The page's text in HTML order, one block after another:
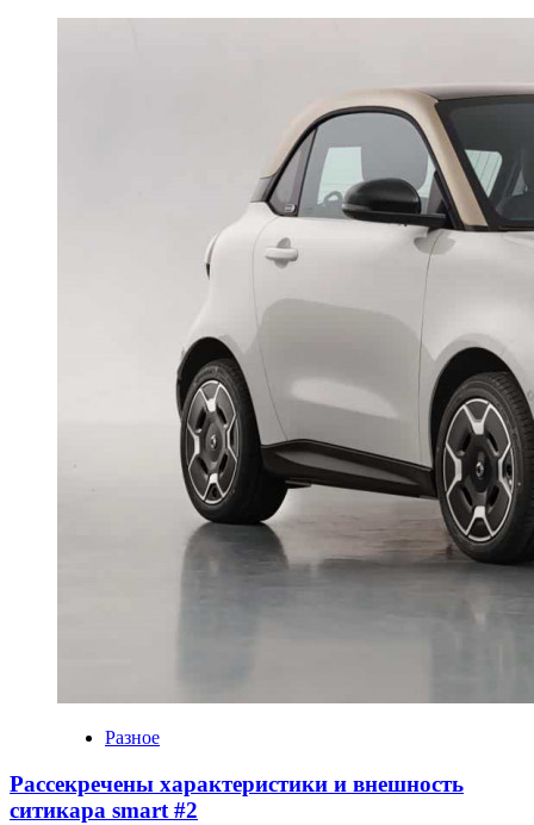
Разное
Рассекречены характеристики и внешность
ситикара smart #2